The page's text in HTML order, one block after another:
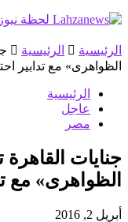
الرئيسية الرئيسية
الظواهرى» مع تدابير
الرئيسية
عاجل
مصر
جنايات
الظواهرى» مع
أبريل 2, 2016